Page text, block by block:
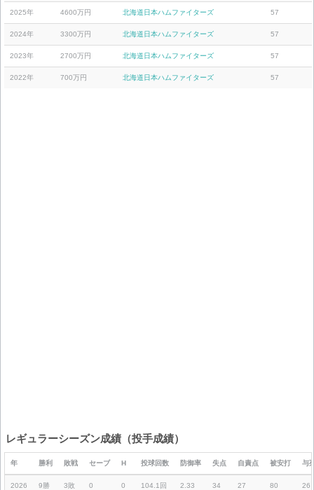
2025年 4600万円 北海道日本ハムファイターズ 57
2024年 3300万円 北海道日本ハムファイターズ 57
2023年 2700万円 北海道日本ハムファイターズ 57
2022年 700万円 北海道日本ハムファイターズ 57
レギュラーシーズン成績（投手成績）
年 勝利 敗戦 セーブ H 投球回数 防御率 失点 自責点 被安打 与
2026 9勝 3敗 0 0 104.1回 2.33 34 27 80 26